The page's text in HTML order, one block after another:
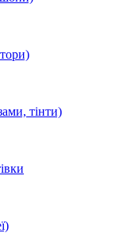
тінти)